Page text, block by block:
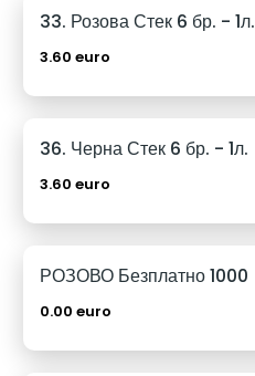
33. Розова Стек 6 бр. - 1л.
3.60 euro
36. Черна Стек 6 бр. - 1л.
3.60 euro
РОЗОВО Безплатно 1000
0.00 euro